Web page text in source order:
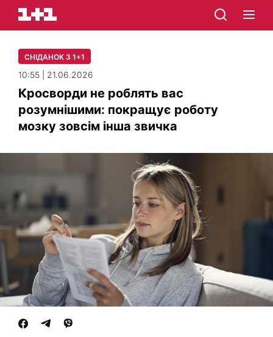
СНІДАНОК З 1+1
10:55 | 21.06.2026
Кросворди не роблять вас
розумнішими: покращує роботу
мозку зовсім інша звичка